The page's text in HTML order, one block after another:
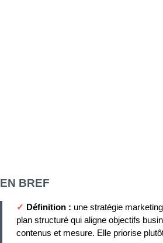
EN BREF
✓ Définition : une stratégie
plan structuré qui aligne objectifs
contenus et mesure. Elle priorise